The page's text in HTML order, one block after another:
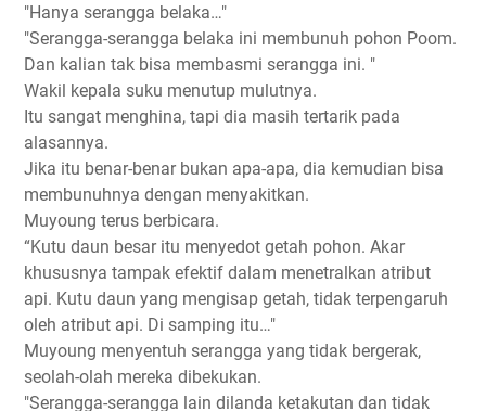
"Hanya serangga belaka…"
"Serangga-serangga belaka ini membunuh pohon Poom.
Dan kalian tak bisa membasmi serangga ini. "
Wakil kepala suku menutup mulutnya.
Itu sangat menghina, tapi dia masih tertarik pada
alasannya.
Jika itu benar-benar bukan apa-apa, dia kemudian bisa
membunuhnya dengan menyakitkan.
Muyoung terus berbicara.
“Kutu daun besar itu menyedot getah pohon. Akar
khususnya tampak efektif dalam menetralkan atribut
api. Kutu daun yang mengisap getah, tidak terpengaruh
oleh atribut api. Di samping itu…"
Muyoung menyentuh serangga yang tidak bergerak,
seolah-olah mereka dibekukan.
"Serangga-serangga lain dilanda ketakutan dan tidak